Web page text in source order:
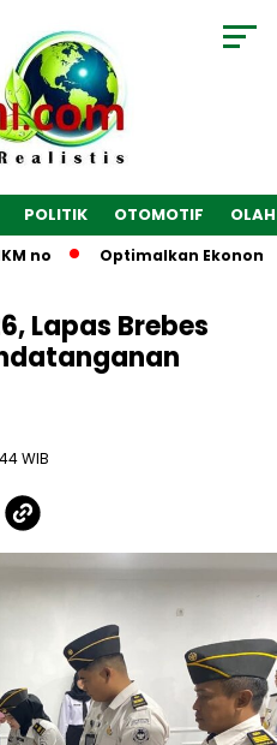
POLITIK OTOMOTIF
no Optimalkan Ekonomi
Lapas Brebes
WIB